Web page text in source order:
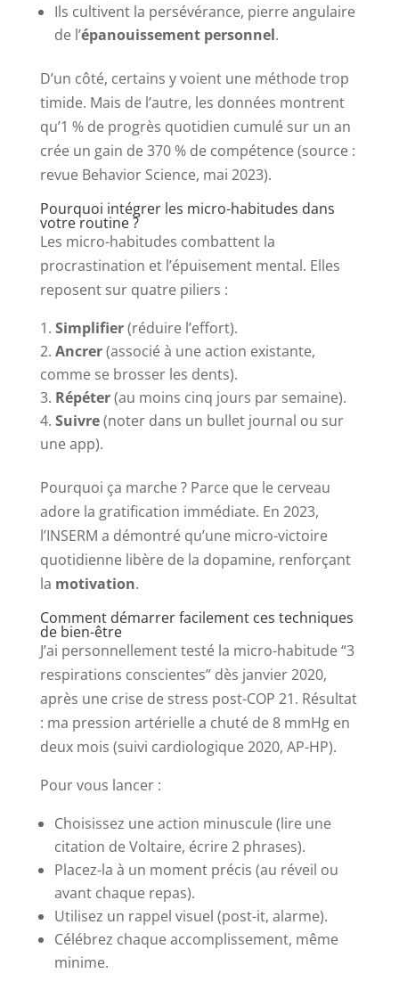
Ils cultivent la persévérance, pierre angulaire
de l’épanouissement personnel.
D’un côté, certains y voient une méthode trop
timide. Mais de l’autre, les données montrent
qu’1 % de progrès quotidien cumulé sur un an
crée un gain de 370 % de compétence (source :
revue Behavior Science, mai 2023).
Pourquoi intégrer les micro-habitudes dans
votre routine ?
Les micro-habitudes combattent la
procrastination et l’épuisement mental. Elles
reposent sur quatre piliers :
Simplifier(réduire l’effort).
Ancrer(associé à une action existante,
comme se brosser les dents).
Répéter(au moins cinq jours par semaine).
Suivre(noter dans un bullet journal ou sur
une app).
Pourquoi ça marche ? Parce que le cerveau
adore la gratification immédiate. En 2023,
l’INSERM a démontré qu’une micro-victoire
quotidienne libère de la dopamine, renforçant
la motivation.
Comment démarrer facilement ces techniques
de bien-être
J’ai personnellement testé la micro-habitude “3
respirations conscientes” dès janvier 2020,
après une crise de stress post-COP 21. Résultat
: ma pression artérielle a chuté de 8 mmHg en
deux mois (suivi cardiologique 2020, AP-HP).
Pour vous lancer :
Choisissez une action minuscule (lire une
citation de Voltaire, écrire 2 phrases).
Placez-la à un moment précis (au réveil ou
avant chaque repas).
Utilisez un rappel visuel (post-it, alarme).
Célébrez chaque accomplissement, même
minime.